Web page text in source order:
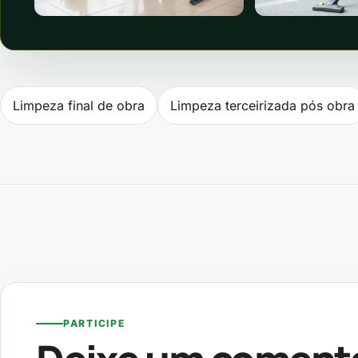
Navegação de
Limpeza final de obra Limpeza terceirizada pós obra
PARTICIPE